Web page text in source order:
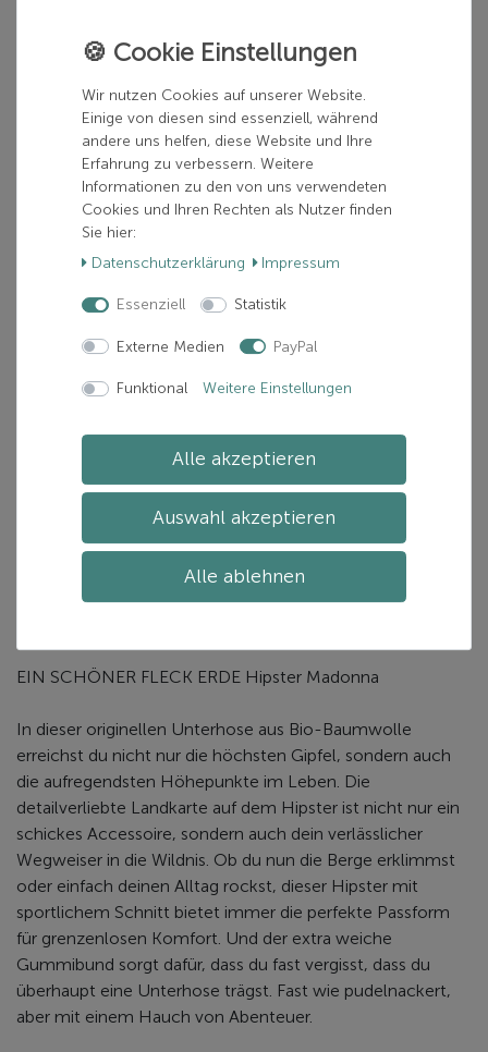
35,00 €
inkl. 19% MwSt.
Versand
Verfügbarkeit:
Lieferzeit: Zwischen 1-5 Tage(n)
Hersteller:EIN SCHÖNER FLECK ERDE
Beschreibung
Zusätzliche Informationen
EIN SCHÖNER FLECK ERDE Hipster Madonna
In dieser originellen Unterhose aus Bio-Baumwolle
erreichst du nicht nur die höchsten Gipfel, sondern auch
die aufregendsten Höhepunkte im Leben. Die
detailverliebte Landkarte auf dem Hipster ist nicht nur ein
schickes Accessoire, sondern auch dein verlässlicher
Wegweiser in die Wildnis. Ob du nun die Berge erklimmst
oder einfach deinen Alltag rockst, dieser Hipster mit
sportlichem Schnitt bietet immer die perfekte Passform
für grenzenlosen Komfort. Und der extra weiche
Gummibund sorgt dafür, dass du fast vergisst, dass du
überhaupt eine Unterhose trägst. Fast wie pudelnackert,
aber mit einem Hauch von Abenteuer.
Wir nutzen Cookies auf unserer Website.
Einige von diesen sind essenziell, während
andere uns helfen, diese Website und Ihre
Erfahrung zu verbessern. Weitere
Informationen zu den von uns verwendeten
Cookies und Ihren Rechten als Nutzer finden
Sie hier:
Daten­schutz­erklärung
Impressum
Essenziell Statistik
Externe Medien PayPal
Funktional Weitere Einstellungen
Alle akzeptieren
Auswahl akzeptieren
Alle ablehnen